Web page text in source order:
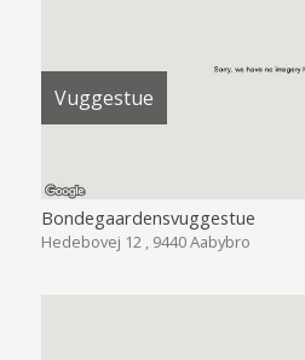
Vuggestue
Bondegaardensvuggestue
Hedebovej 12 , 9440 Aabybro